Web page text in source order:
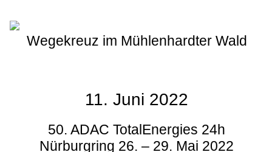
Wegekreuz im Mühlenhardter Wald
11. Juni 2022
50. ADAC TotalEnergies 24h
Nürburgring 26. – 29. Mai 2022